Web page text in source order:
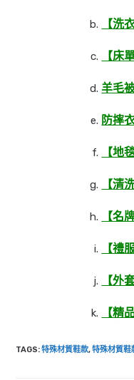
【洗
【床
羊毛
防摔
【地
【清
【名
【禮
【外
【精
TAGS:特殊材質鞋款,特殊材質鞋